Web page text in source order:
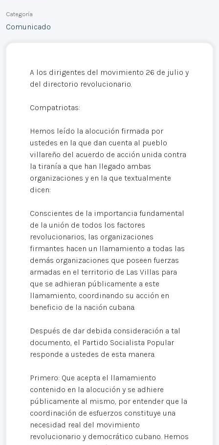
Categoría
Comunicado
A los dirigentes del movimiento 26 de julio y
del directorio revolucionario.
Compatriotas:
Hemos leído la alocución firmada por
ustedes en la que dan cuenta al pueblo
villareño del acuerdo de acción unida contra
la tiranía a que han llegado ambas
organizaciones y en la que textualmente
dicen:
Conscientes de la importancia fundamental
de la unión de todos los factores
revolucionarios, las organizaciones
firmantes hacen un llamamiento a todas las
demás organizaciones que poseen fuerzas
armadas en el territorio de Las Villas para
que se adhieran públicamente a este
llamamiento, coordinando su acción en
beneficio de la nación cubana.
Después de dar debida consideración a tal
documento, el Partido Socialista Popular
responde a ustedes de esta manera.
Primero: Que acepta el llamamiento
contenido en la alocución y se adhiere
públicamente al mismo, por entender que la
coordinación de esfuerzos constituye una
necesidad real del movimiento
revolucionario y democrático cubano. Hemos